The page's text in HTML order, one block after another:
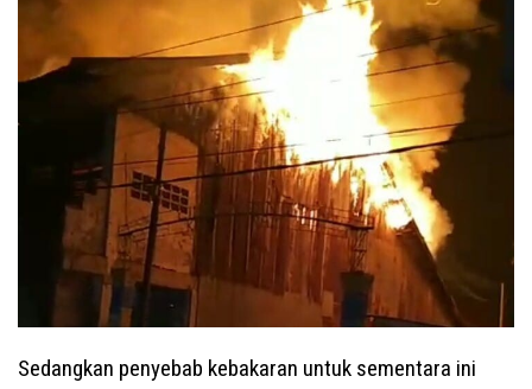
Sedangkan penyebab kebakaran untuk sementara ini